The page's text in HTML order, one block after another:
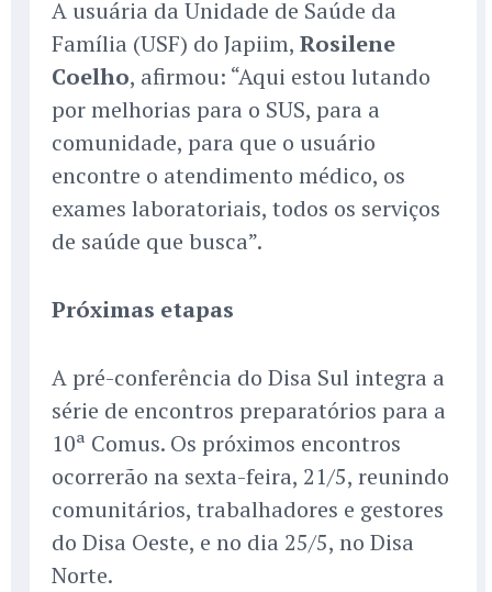
A usuária da Unidade de Saúde da
Família (USF) do Japiim, Rosilene
Coelho, afirmou: “Aqui estou lutando
por melhorias para o SUS, para a
comunidade, para que o usuário
encontre o atendimento médico, os
exames laboratoriais, todos os serviços
de saúde que busca”.
Próximas etapas
A pré-conferência do Disa Sul integra a
série de encontros preparatórios para a
10ª Comus. Os próximos encontros
ocorrerão na sexta-feira, 21/5, reunindo
comunitários, trabalhadores e gestores
do Disa Oeste, e no dia 25/5, no Disa
Norte.